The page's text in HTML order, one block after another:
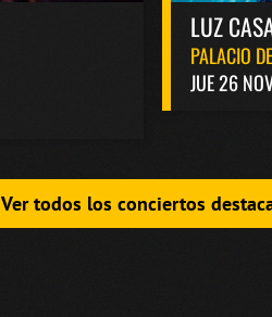
LUZ
PALACIO
JUE 26
Ver todos los conciertos